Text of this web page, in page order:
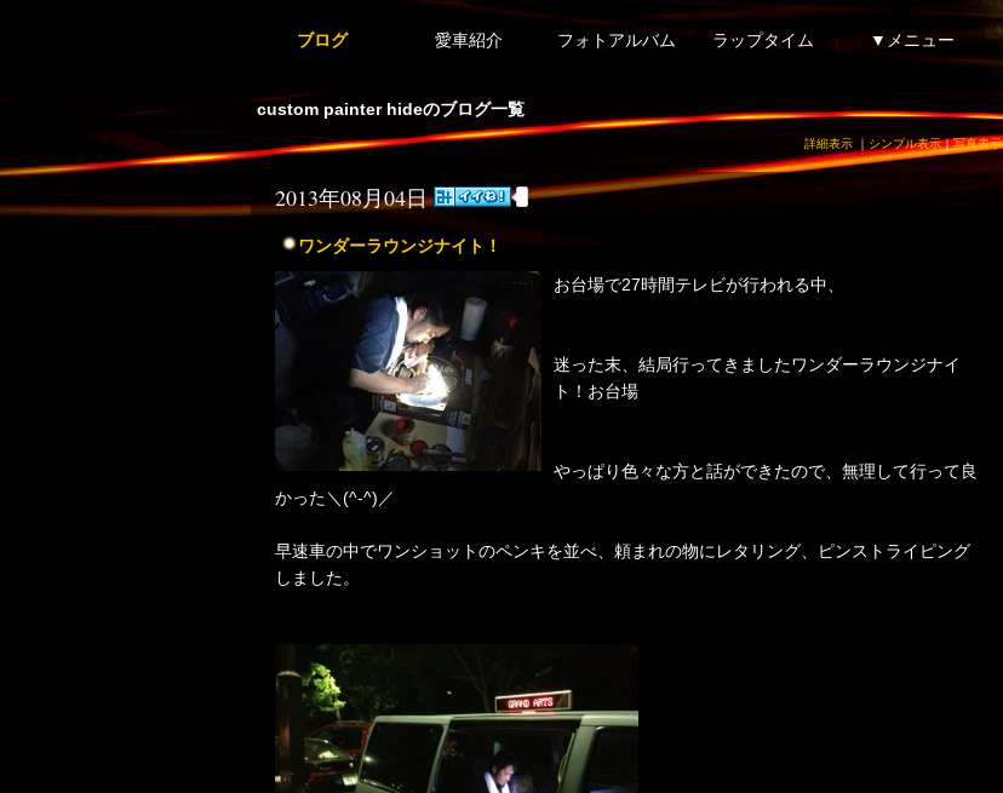
ブログ 愛車紹介 フォトアルバム ラップタイム ▼メニュー
custom painter hideのブログ一覧
詳細表示 ｜ シンプル表示｜写真表示
2013年08月04日
ワンダーラウンジナイト！
お台場で27時間テレビが行われる中、
迷った末、結局行ってきましたワンダーラウンジナイ
ト！お台場
やっぱり色々な方と話ができたので、無理して行って良
かった＼(^-^)／
早速車の中でワンショットのペンキを並べ、頼まれの物にレタリング、ピンストライピング
しました。